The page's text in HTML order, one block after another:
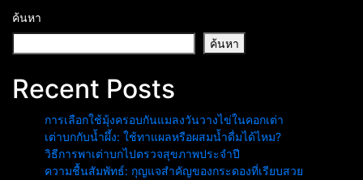
ค้นหา
ค้นหา
Recent Posts
การเลือกใช้มุ้งครอบกันแมลงวันวางไข่ในคอกเต่า
เต่าบกกับน้ำผึ้ง: ใช้ทาแผลหรือผสมน้ำดื่มได้ไหม?
วิธีการพาเต่าบกไปตรวจสุขภาพประจำปี
ความชื้นสัมพัทธ์: กุญแจสำคัญของกระดองที่เรียบสวย